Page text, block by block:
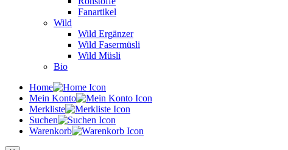
Fanartikel
Wild
Wild Ergänzer
Wild Fasermüsli
Wild Müsli
Bio
Home
Mein Konto
Merkliste
Suchen
Warenkorb